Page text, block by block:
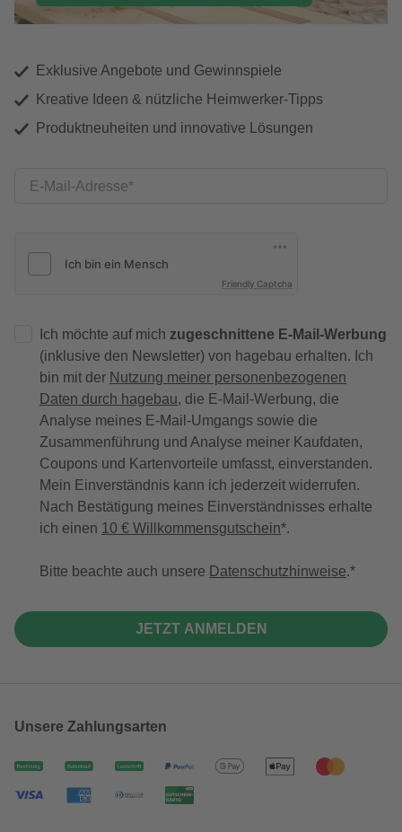
Exklusive Angebote und Gewinnspiele
Kreative Ideen & nützliche Heimwerker-Tipps
Produktneuheiten und innovative Lösungen
E-Mail-Adresse
Friendly Captcha
Ich möchte auf mich zugeschnittene E-Mail-Werbung
(inklusive den Newsletter) von hagebau erhalten. Ich
bin mit der Nutzung meiner personenbezogenen
Daten durch hagebau, die E-Mail-Werbung, die
Analyse meines E-Mail-Umgangs sowie die
Zusammenführung und Analyse meiner Kaufdaten,
Coupons und Kartenvorteile umfasst, einverstanden.
Mein Einverständnis kann ich jederzeit widerrufen.
Nach Bestätigung meines Einverständnisses erhalte
ich einen 10 € Willkommensgutschein*.
Bitte beachte auch unsere Datenschutzhinweise.
JETZT ANMELDEN
Unsere Zahlungsarten